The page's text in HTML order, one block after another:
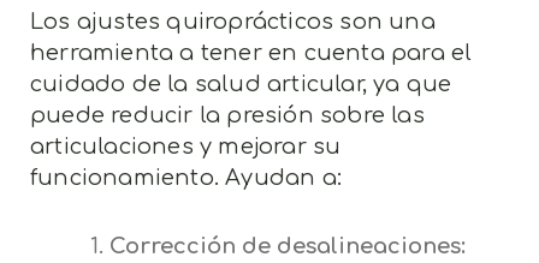
Los ajustes quiroprácticos son una
herramienta a tener en cuenta para el
cuidado de la salud articular, ya que
puede reducir la presión sobre las
articulaciones y mejorar su
funcionamiento. Ayudan a:
Corrección de desalineaciones: